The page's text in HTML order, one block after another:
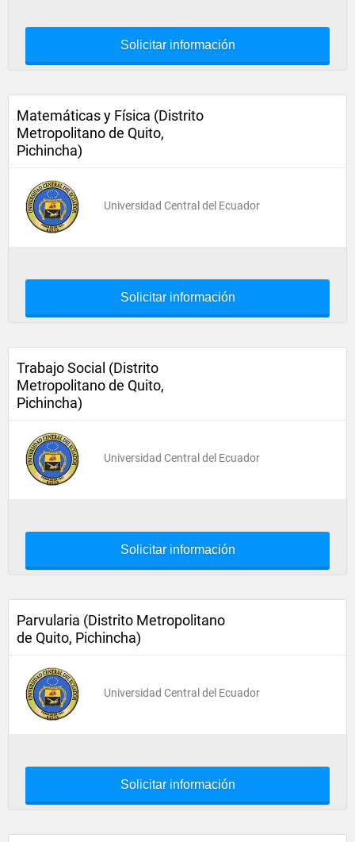
Solicitar información
Matemáticas y Física (Distrito
Metropolitano de Quito,
Pichincha)
Universidad Central del Ecuador
Solicitar información
Trabajo Social (Distrito
Metropolitano de Quito,
Pichincha)
Universidad Central del Ecuador
Solicitar información
Parvularia (Distrito Metropolitano
de Quito, Pichincha)
Universidad Central del Ecuador
Solicitar información